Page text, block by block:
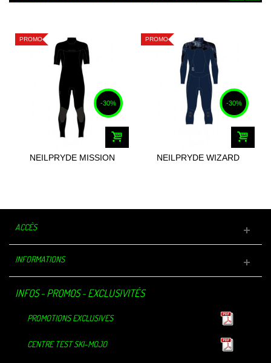
PROMO
-30%
NEILPRYDE MISSION
PROMO
-30%
NEILPRYDE WIZARD
ACCÈS
INFORMATIONS
INFOS - PROMOS - EXCLUSIVITÉS
PROMOTIONS EXCLUSIVES
CENTRE TEST SKI-MOJO